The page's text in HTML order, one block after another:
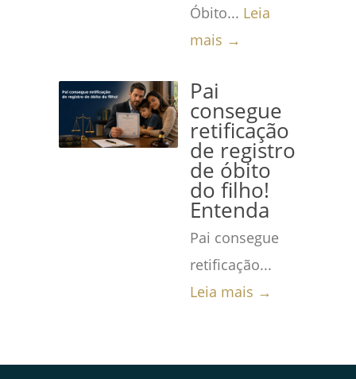
Óbito... Leia
mais →
Pai
consegue
retificação
de registro
de óbito
do filho!
Entenda
Pai consegue
retificação...
Leia mais →